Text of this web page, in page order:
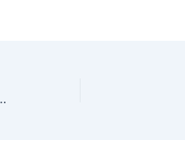
уже сегодня